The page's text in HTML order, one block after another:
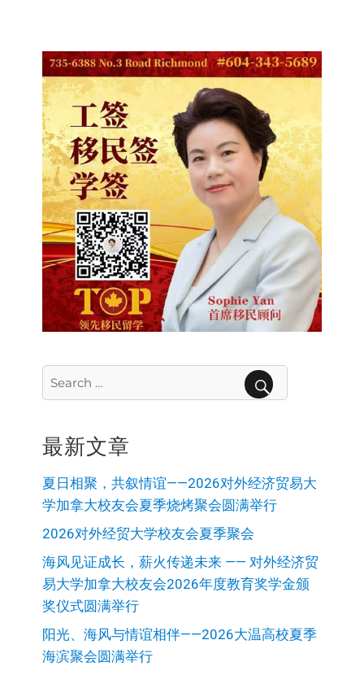
Search
for:
最新文章
夏日相聚，共叙情谊——2026对外经济贸易大
学加拿大校友会夏季烧烤聚会圆满举行
2026对外经贸大学校友会夏季聚会
海风见证成长，薪火传递未来 —— 对外经济贸
易大学加拿大校友会2026年度教育奖学金颁
奖仪式圆满举行
阳光、海风与情谊相伴——2026大温高校夏季
海滨聚会圆满举行